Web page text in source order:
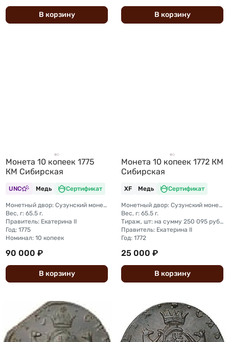
В корзину В корзину
Монета 10 копеек 1775
КМ Сибирская
UNC Медь Сертификат
Монетный двор: Сузунский монетный двор (Сибирь)
Вес, г: 65.5 г.
Правитель: Екатерина II
Год: 1775
Номинал: 10 копеек
90 000 ₽
В корзину
Монета 10 копеек 1772 КМ
Сибирская
XF Медь Сертификат
Монетный двор: Сузунский монетный двор (Сибирь)
Вес, г: 65.5 г.
Тираж, шт: на сумму 250 095 рублей 85 копеек (сумма 10 копеек + 5 копеек +2 копейки + 1 копейка + денга + полушка)
Правитель: Екатерина II
Год: 1772
25 000 ₽
В корзину